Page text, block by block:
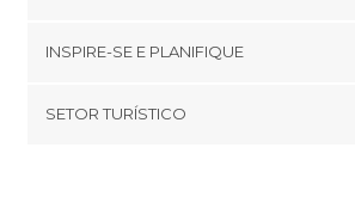
Términos e Condições
INSPIRE-SE E PLANIFIQUE
footer@item_discovertips_anchor
SETOR TURÍSTICO